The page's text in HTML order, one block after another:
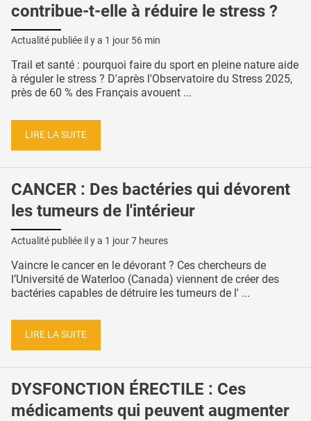
contribue-t-elle à réduire le stress ?
Actualité publiée il y a 1 jour 56 min
Trail et santé : pourquoi faire du sport en pleine nature aide
à réguler le stress ? D'après l'Observatoire du Stress 2025,
près de 60 % des Français avouent ...
LIRE LA SUITE
CANCER : Des bactéries qui dévorent
les tumeurs de l'intérieur
Actualité publiée il y a 1 jour 7 heures
Vaincre le cancer en le dévorant ? Ces chercheurs de
l’Université de Waterloo (Canada) viennent de créer des
bactéries capables de détruire les tumeurs de l' ...
LIRE LA SUITE
DYSFONCTION ÉRECTILE : Ces
médicaments qui peuvent augmenter